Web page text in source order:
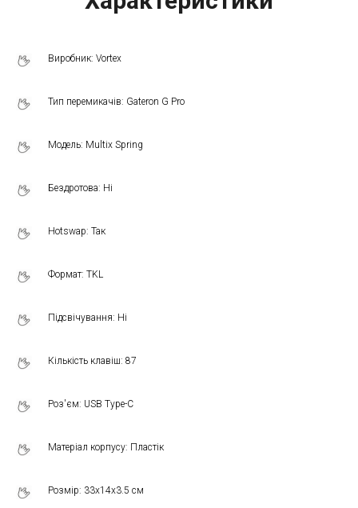
Виробник: Vortex
Тип перемикачів: Gateron G Pro
Модель: Multix Spring
Бездротова: Ні
Hotswap: Так
Формат: TKL
Підсвічування: Ні
Кількість клавіш: 87
Роз'єм: USB Type-C
Матеріал корпусу: Пластік
Розмір: 33x14x3.5 см